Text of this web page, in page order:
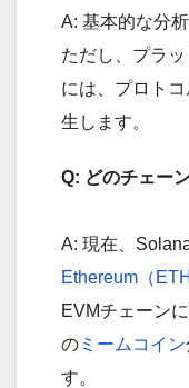
A: 基本的な分
ただし、プラ
には、プロト
生します。
Q: どのチェー
A: 現在、
Ethereum（ETH
EVMチェーン
の ミームコイン
す。